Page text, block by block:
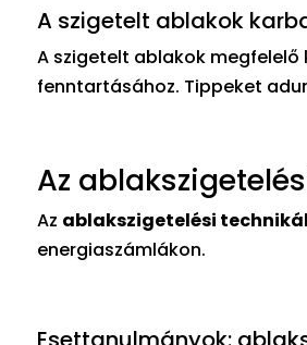
A szigetelt ablakok
A szigetelt ablakok
fenntartásához. Tippeket
Az
Az ablakszigetelési
energiaszámlákon.